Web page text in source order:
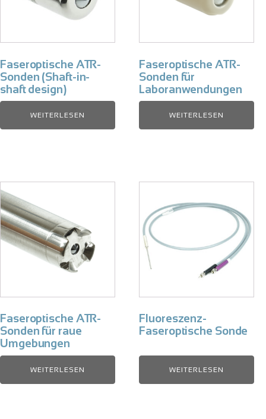
Faseroptische ATR-
Sonden (Shaft-in-
shaft design)
WEITERLESEN
Faseroptische ATR-
Sonden für
Laboranwendungen
WEITERLESEN
Faseroptische ATR-
Sonden für raue
Umgebungen
WEITERLESEN
Fluoreszenz-
Faseroptische Sonde
WEITERLESEN